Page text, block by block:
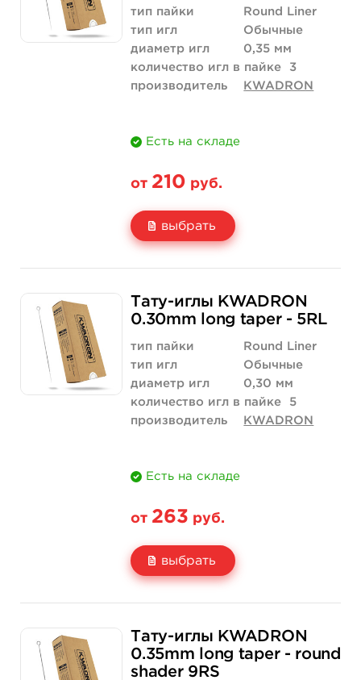
тип пайки
Round Liner
тип игл
Обычные
диаметр игл
0,35 мм
количество игл в пайке
3
производитель
KWADRON
Есть на складе
от 210 руб.
выбрать
Цена
Количество
210 руб.
купить
420 руб.
купить
Тату-иглы KWADRON
0.30mm long taper - 5RL
тип пайки
Round Liner
тип игл
Обычные
диаметр игл
0,30 мм
количество игл в пайке
5
производитель
KWADRON
Есть на складе
от 263 руб.
выбрать
Цена 263 руб.
Тату-иглы KWADRON
0.35mm long taper - round
shader 9RS